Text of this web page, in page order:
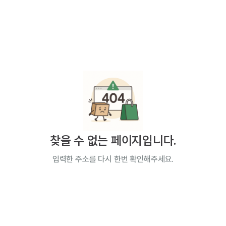
찾을 수 없는 페이지입니다.
입력한 주소를 다시 한번 확인해주세요.